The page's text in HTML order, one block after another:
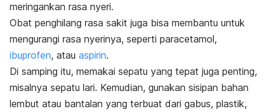
meringankan rasa nyeri.
Obat penghilang rasa sakit juga bisa membantu untuk
mengurangi rasa nyerinya, seperti paracetamol,
ibuprofen, atau aspirin.
Di samping itu, memakai sepatu yang tepat juga penting,
misalnya sepatu lari. Kemudian, gunakan sisipan bahan
lembut atau bantalan yang terbuat dari gabus, plastik,